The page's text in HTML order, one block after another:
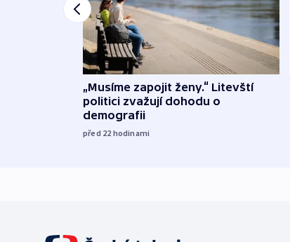
„Musíme zapojit ženy.“ Litevští
politici zvažují dohodu o
demografii
před 22 hodinami